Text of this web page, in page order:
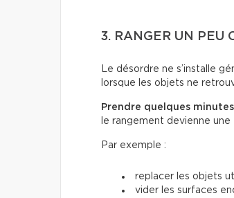
3. RANGER UN PEU
Le désordre ne s’installe
lorsque les objets ne
Prendre quelques
le rangement devienne
Par exemple :
replacer les objets
vider les surfaces